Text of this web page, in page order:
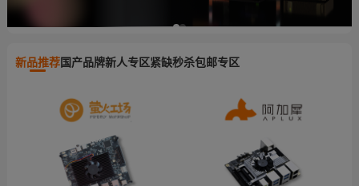
新品推荐国产品牌新人专区紧缺秒杀包邮专区